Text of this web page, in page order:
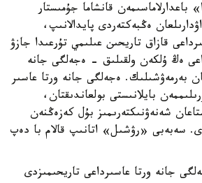
باعدارلاماسىمەن قانشاما جۇمىستار
ەڭبەكتەردى پايدالانىپ،
قازاق تاريحىن عىلىمي تۇرعىدا جازۋ
ەڭ ۇلكەن ولقىلىق - ەجەلگى جانە
بەرمەۋشىلىك. ەجەلگى جانە ورتا عاسىر
بايلانىستى بولعاندىقتان،
شەنەۋنىكتەرىمىز بۇل كەزەڭنەن
سەبەبى «رۋشىل» اتانىپ قالام با دەپ
جانە ورتا عاسىرداعى تاريحىمىزدى